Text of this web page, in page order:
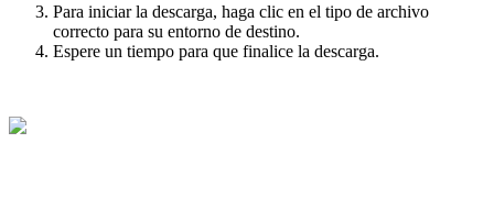
Para iniciar la descarga, haga clic en el tipo de archivo
correcto para su entorno de destino.
Espere un tiempo para que finalice la descarga.